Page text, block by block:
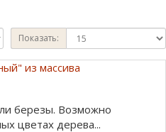
Показать:
березы. Возможно
цветах дерева...